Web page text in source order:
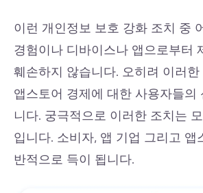
이런 개인정보 보호 강화 조치 중
경험이나 디바이스나 앱으로부터
훼손하지 않습니다. 오히려 이러
앱스토어 경제에 대한 사용자들의
니다. 궁극적으로 이러한 조치는
입니다. 소비자, 앱 기업 그리고 앱
반적으로 득이 됩니다.